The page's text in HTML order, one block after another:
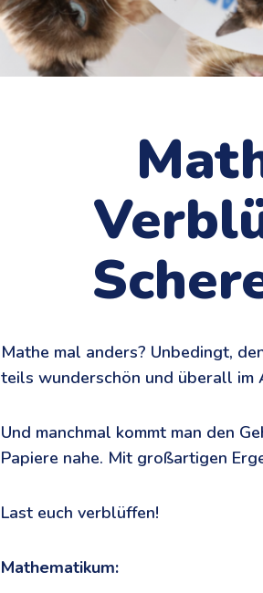
Mathe mal anders? Unbedingt,
teils wunderschön und überall im
Und manchmal kommt man den
Papiere nahe. Mit großartigen
Last euch verblüffen!
Mathematikum: